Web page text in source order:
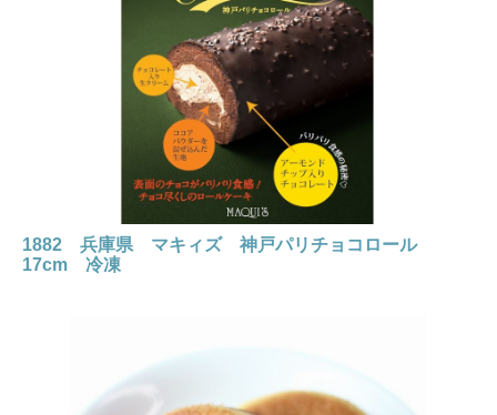
1882 兵庫県 マキィズ 神戸パリチョコロール
17cm 冷凍